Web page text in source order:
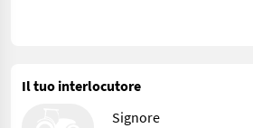
Il tuo interlocutore
Signore